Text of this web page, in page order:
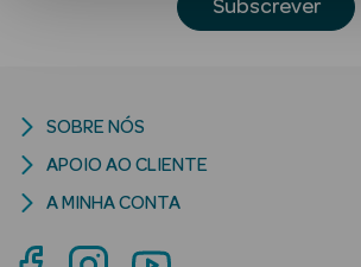
Solares
Subscrever
SOBRE NÓS
APOIO AO CLIENTE
A MINHA CONTA